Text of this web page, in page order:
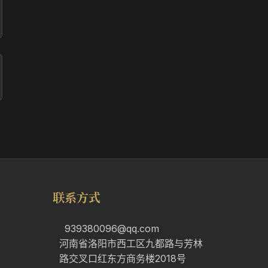
联系方式
939380096@qq.com
河南省洛阳市西工区九都路与芳林
路交叉口红东方商务楼2018号